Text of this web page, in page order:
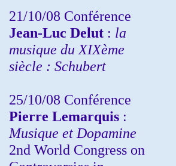
21/10/08 Conférence
Jean-Luc Delut : la
musique du XIXème
siècle : Schubert
25/10/08 Conférence
Pierre Lemarquis :
Musique et Dopamine
2nd World Congress on